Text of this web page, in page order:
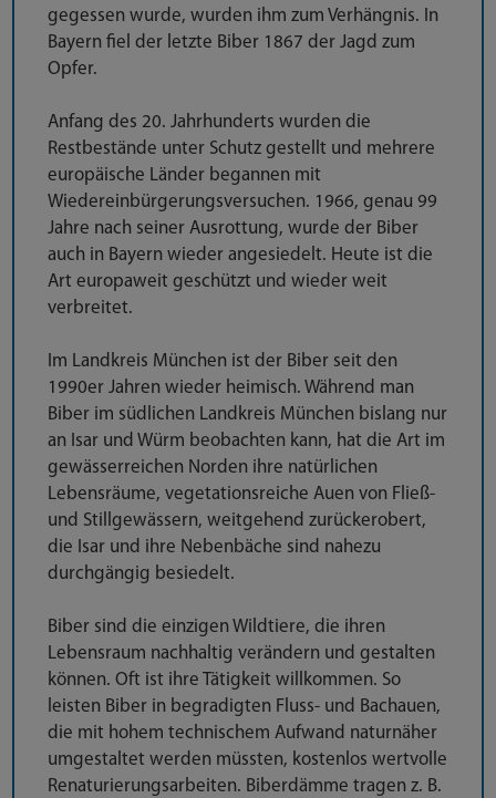
gegessen wurde, wurden ihm zum Verhängnis. In
Bayern fiel der letzte Biber 1867 der Jagd zum
Opfer.
Anfang des 20. Jahrhunderts wurden die
Restbestände unter Schutz gestellt und mehrere
europäische Länder begannen mit
Wiedereinbürgerungsversuchen. 1966, genau 99
Jahre nach seiner Ausrottung, wurde der Biber
auch in Bayern wieder angesiedelt. Heute ist die
Art europaweit geschützt und wieder weit
verbreitet.
Im Landkreis München ist der Biber seit den
1990er Jahren wieder heimisch. Während man
Biber im südlichen Landkreis München bislang nur
an Isar und Würm beobachten kann, hat die Art im
gewässerreichen Norden ihre natürlichen
Lebensräume, vegetationsreiche Auen von Fließ-
und Stillgewässern, weitgehend zurückerobert,
die Isar und ihre Nebenbäche sind nahezu
durchgängig besiedelt.
Biber sind die einzigen Wildtiere, die ihren
Lebensraum nachhaltig verändern und gestalten
können. Oft ist ihre Tätigkeit willkommen. So
leisten Biber in begradigten Fluss- und Bachauen,
die mit hohem technischem Aufwand naturnäher
umgestaltet werden müssten, kostenlos wertvolle
Renaturierungsarbeiten. Biberdämme tragen z. B.